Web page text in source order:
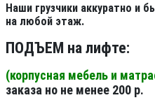
Наши грузчики аккуратно и
на любой этаж.
ПОДЪЕМ на лифте:
(корпусная мебель и
заказа но не менее 200 р.